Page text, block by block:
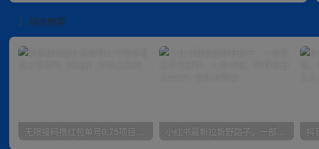
相关推荐
无限接码撸红包单号0.75项目无偿分享给你【揭秘】 小红书最新拉新野路子，一部手机即可操作，一单15块，做得好日入2000+